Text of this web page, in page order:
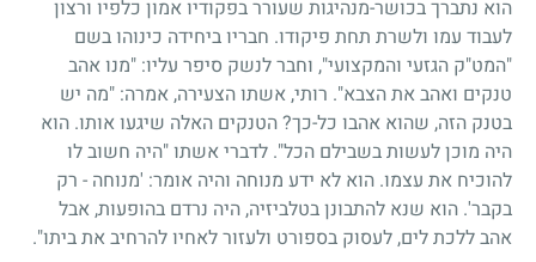
הוא נתברך בכושר-מנהיגות שעורר בפקודיו אמון כלפיו ורצון
לעבוד עמו ולשרת תחת פיקודו. חבריו ביחידה כינוהו בשם
"המט"ק הגזעי והמקצועי", וחבר לנשק סיפר עליו: "מנו אהב
טנקים ואהב את הצבא". רותי, אשתו הצעירה, אמרה: "מה יש
בטנק הזה, שהוא אהבו כל-כך? הטנקים האלה שיגעו אותו. הוא
היה מוכן לעשות בשבילם הכל". לדברי אשתו "היה חשוב לו
להוכיח את עצמו. הוא לא ידע מנוחה והיה אומר: 'מנוחה - רק
בקבר'. הוא שנא להתבונן בטלביזיה, היה נרדם בהופעות, אבל
אהב ללכת לים, לעסוק בספורט ולעזור לאחיו להרחיב את ביתו".